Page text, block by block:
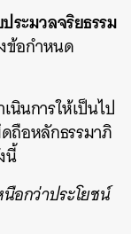
ระมวลจริยธรรม
ข้อกำหนด
นินการให้เป็นไป
ถือหลักธรรมาภิ
นี้
อกว่าประโยชน์